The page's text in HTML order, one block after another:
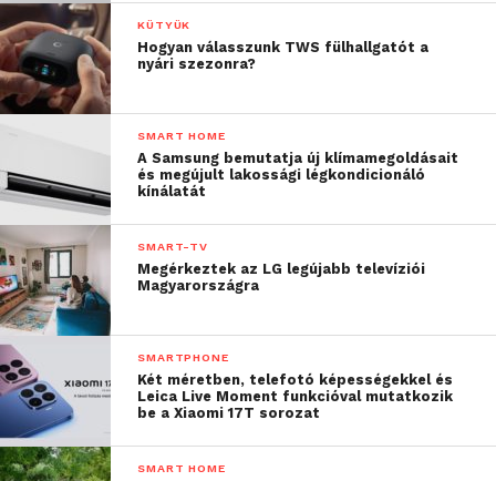
KÜTYÜK
Hogyan válasszunk TWS fülhallgatót a
nyári szezonra?
SMART HOME
A Samsung bemutatja új klímamegoldásait
és megújult lakossági légkondicionáló
kínálatát
SMART-TV
Megérkeztek az LG legújabb televíziói
Magyarországra
SMARTPHONE
Két méretben, telefotó képességekkel és
Leica Live Moment funkcióval mutatkozik
be a Xiaomi 17T sorozat
SMART HOME